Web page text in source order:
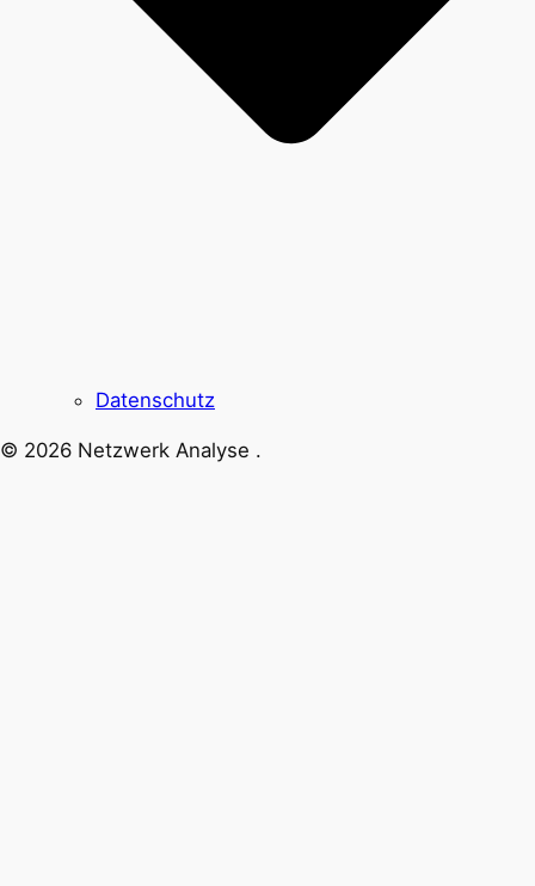
Datenschutz
© 2026 Netzwerk Analyse .